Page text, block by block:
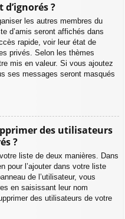
d’ignorés ?
les autres membres du
d’amis seront affichés dans
rapide, voir leur état de
privés. Selon les thèmes
mis en valeur. Si vous ajoutez
ses messages seront masqués
des utilisateurs
?
liste de deux manières. Dans
pour l’ajouter dans votre liste
de l’utilisateur, vous
en saisissant leur nom
des utilisateurs de votre